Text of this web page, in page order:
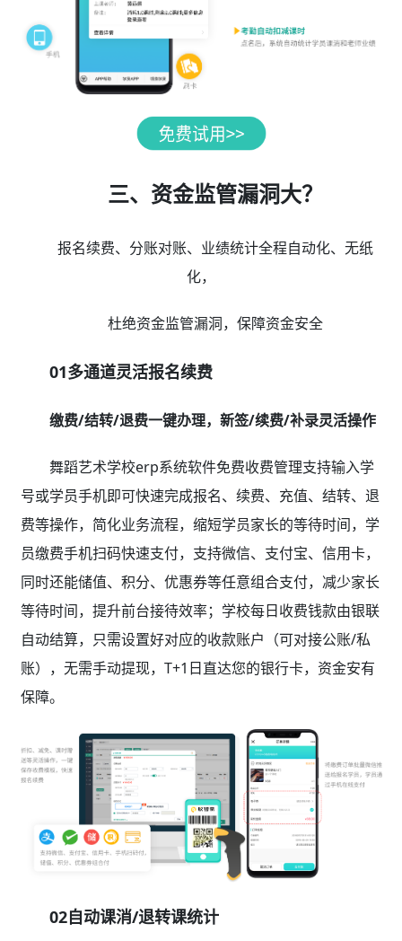
三、资金监管漏洞大？
报名续费、分账对账、业绩统计全程自动化、无纸
化，
杜绝资金监管漏洞，保障资金安全
01多通道灵活报名续费
缴费/结转/退费一键办理，新签/续费/补录灵活操作
舞蹈艺术学校erp系统软件免费收费管理支持输入学
号或学员手机即可快速完成报名、续费、充值、结转、退
费等操作，简化业务流程，缩短学员家长的等待时间，学
员缴费手机扫码快速支付，支持微信、支付宝、信用卡，
同时还能储值、积分、优惠券等任意组合支付，减少家长
等待时间，提升前台接待效率；学校每日收费钱款由银联
自动结算，只需设置好对应的收款账户（可对接公账/私
账），无需手动提现，T+1日直达您的银行卡，资金安有
保障。
02自动课消/退转课统计